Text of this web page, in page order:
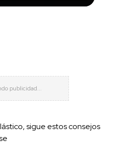
sigue estos consejos